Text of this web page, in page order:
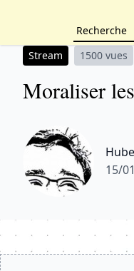
Stream 1500 vues
Moraliser
15/